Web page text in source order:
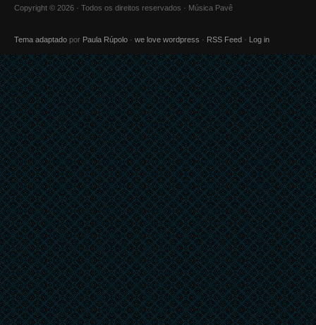
Copyright © 2026 · Todos os direitos reservados · Música Pavê
Tema adaptado por Paula Rúpolo · we love wordpress · RSS Feed · Log in